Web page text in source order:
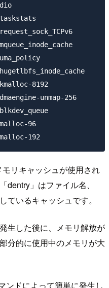
taskstats
8192
unmap-256
96
192
モリキャッシュが使用され
dentry」はファイル名、
ているキャッシュです。
生した後に、メモリ解放が
分的に使用中のメモリが大
ンドによって簡単に発生し